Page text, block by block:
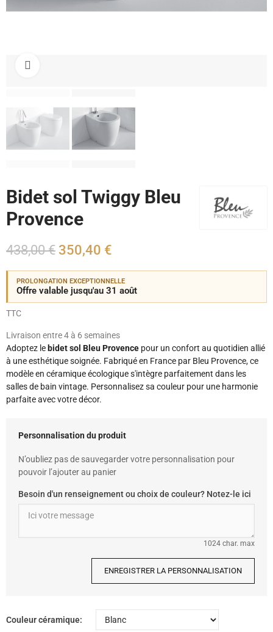
Bidet sol Twiggy Bleu
Provence
438,00 € 350,40 €
PROLONGATION EXCEPTIONNELLE
Offre valable jusqu'au 31 août
TTC
Livraison entre 4 à 6 semaines
Adoptez le bidet sol Bleu Provence pour un confort au quotidien allié
à une esthétique soignée. Fabriqué en France par Bleu Provence, ce
modèle en céramique écologique s'intègre parfaitement dans les
salles de bain vintage. Personnalisez sa couleur pour une harmonie
parfaite avec votre décor.
Personnalisation du produit
N’oubliez pas de sauvegarder votre personnalisation pour
pouvoir l’ajouter au panier
Besoin d'un renseignement ou choix de couleur? Notez-le ici
1024 char. max
ENREGISTRER LA PERSONNALISATION
Couleur céramique